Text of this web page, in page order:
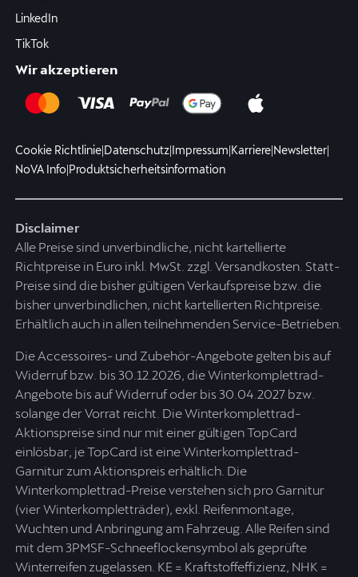
LinkedIn
TikTok
Wir akzeptieren
Cookie Richtlinie|Datenschutz|Impressum|Karriere|Newsletter|
NoVA Info|Produktsicherheitsinformation
Disclaimer
Alle Preise sind unverbindliche, nicht kartellierte
Richtpreise in Euro inkl. MwSt. zzgl. Versandkosten. Statt-
Preise sind die bisher gültigen Verkaufspreise bzw. die
bisher unverbindlichen, nicht kartellierten Richtpreise.
Erhältlich auch in allen teilnehmenden Service-Betrieben.
Die Accessoires- und Zubehör-Angebote gelten bis auf
Widerruf bzw. bis 30.12.2026, die Winterkomplettrad-
Angebote bis auf Widerruf oder bis 30.04.2027 bzw.
solange der Vorrat reicht. Die Winterkomplettrad-
Aktionspreise sind nur mit einer gültigen TopCard
einlösbar, je TopCard ist eine Winterkomplettrad-
Garnitur zum Aktionspreis erhältlich. Die
Winterkomplettrad-Preise verstehen sich pro Garnitur
(vier Winterkompletträder), exkl. Reifenmontage,
Wuchten und Anbringung am Fahrzeug. Alle Reifen sind
mit dem 3PMSF-Schneeflockensymbol als geprüfte
Winterreifen zugelassen. KE = Kraftstoffeffizienz, NHK =